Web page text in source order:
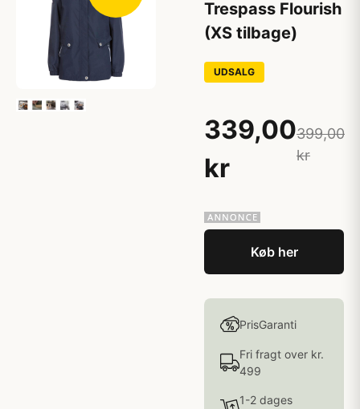
Trespass Flourish
(XS tilbage)
UDSALG
339,00
kr
399,00
kr
Køb her
PrisGaranti
Fri fragt over kr.
499
1-2 dages